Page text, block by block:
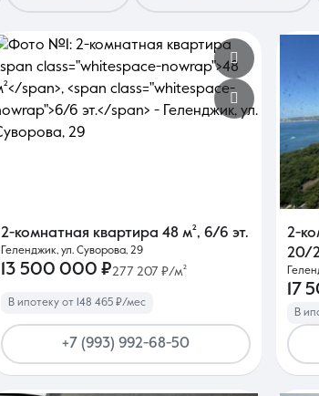
2-комнатная квартира 48 м², 6/6 эт.
Геленджик, ул. Суворова, 29
13 500 000 ₽277 207 ₽/м²
В ипотеку от 148 465 ₽/мес
+7 (993) 992-68-50
2-
20/
17
В